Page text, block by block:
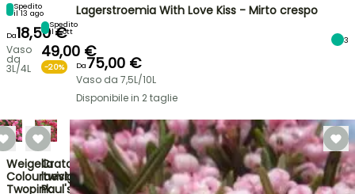
Spedito
il 13 ago
Da18,50 €
Vaso
da
3L/4L
Spedito
il 7 ott
49,00 €
-20%
Lagerstroemia With Love Kiss - Mirto crespo
3
Da75,00 €
Vaso da 7,5L/10L
Disponibile in 2 taglie
Weigelia
Colourtwist
Twopink
Crataegus
laevigata
Paul's